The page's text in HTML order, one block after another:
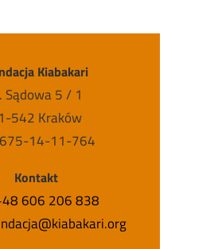
Kiabakari
Sądowa 5 / 1
542 Kraków
14-11-764
Kontakt
606 206 838